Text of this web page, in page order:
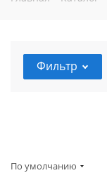
Фильтр
По умолчанию